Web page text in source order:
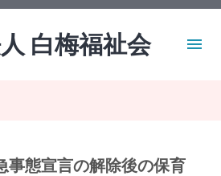
白梅福祉会
事態宣言の解除後の保育